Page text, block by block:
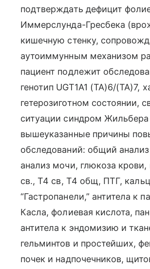
подтверждать дефицит
Иммерслунда-Гресбека
кишечную стенку,
аутоиммунным механизом
пациент подлежит
генотип UGT1A1 (ТА)6/(ТА)7,
гетерозиготном состоянии,
ситуации синдром Жильбера
вышеуказанные причины
обследований: общий
анализ мочи, глюкоза
св., Т4 св, Т4 общ, ПТГ,
“Гастропанели,” антитела к
Касла, фолиевая кислота,
антитела к эндомизию и
гельминтов и простейших,
почек и надпочечников,